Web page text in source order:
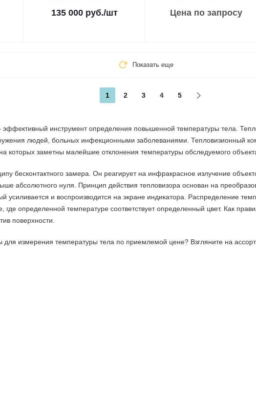
135 000 руб./шт Цена по запросу
Показать еще
1 2 3 4 5
инструмент определения повышенной температуры тела.
людей, больных инфекционными заболеваниями. Тепловизионный
которых заметны малейшие отклонения температуры обследуемого
бесконтактного замера. Он реагирует на инфракрасное излучение
абсолютного нуля. Принцип действия тепловизора основан на
усиливается и воспроизводится на экране индикатора. Распределение
где определенной температуре соответствует определенный цвет. Как
поверхности.
для измерения температуры тела по приемлемой цене? Взгляните на